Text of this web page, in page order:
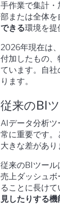
手作業で集計
部または全体を
できる環境を提
2026年現在は
付加したもの
ています。自
ります。
従来のBI
AIデータ分析
常に重要です
大きな差があり
従来のBIツール
売上ダッシュ
ることに長けて
見したりする